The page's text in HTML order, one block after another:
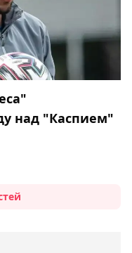
над "Каспием"